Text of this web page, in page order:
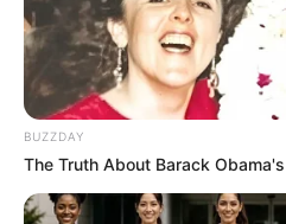
BUZZDAY
The Truth About Barack